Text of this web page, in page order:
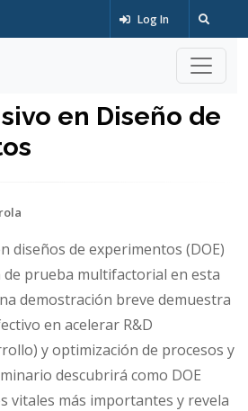
Log In
en Diseño de
diseños de experimentos (DOE)
prueba multifactorial en esta
demostración breve demuestra
en acelerar R&D
y optimización de procesos y
descubrirá como DOE
vitales más importantes y revela